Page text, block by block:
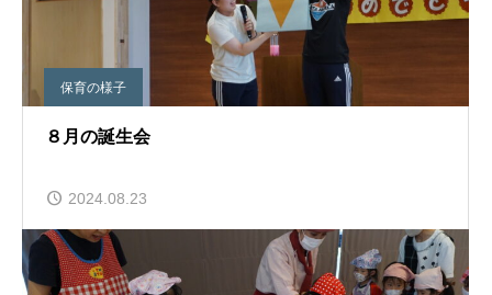
保育の様子
８月の誕生会
2024.08.23